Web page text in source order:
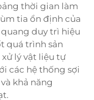
thời gian làm
tia ổn định của
duy trì hiệu
quá trình sản
lý vật liệu tự
các hệ thống sợi
khả năng